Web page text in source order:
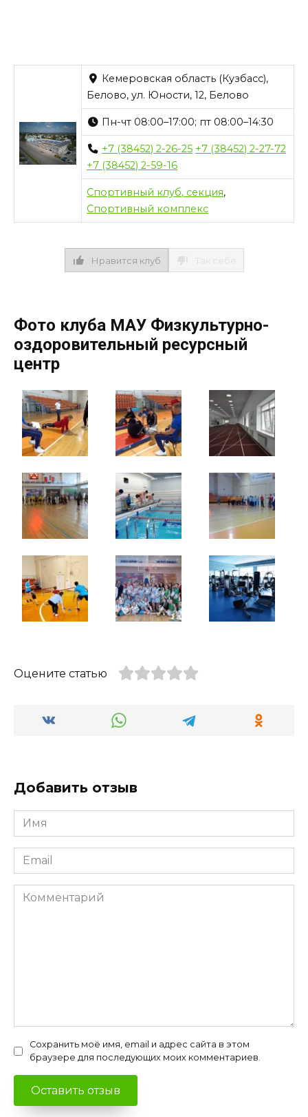
Кемеровская область (Кузбасс),
Белово, ул. Юности, 12, Белово
Пн-чт 08:00–17:00; пт 08:00–14:30
+7 (38452) 2-26-25 +7 (38452) 2-27-72
+7 (38452) 2-59-16
Спортивный клуб, секция,
Спортивный комплекс
Нравится клуб
Фото клуба МАУ Физкультурно-
оздоровительный ресурсный
центр
Оцените статью
Добавить отзыв
Имя
*
Email
*
Комментарий
Сохранить моё имя, email и адрес сайта в этом
браузере для последующих моих комментариев.